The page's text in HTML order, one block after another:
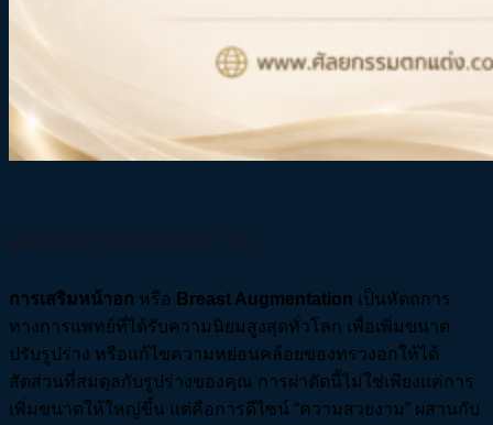
การเสริมหน้าอก หรือ Breast Augmentation เป็นหัตถการ
ทางการแพทย์ที่ได้รับความนิยมสูงสุดทั่วโลก เพื่อเพิ่มขนาด
ปรับรูปร่าง หรือแก้ไขความหย่อนคล้อยของทรวงอกให้ได้
สัดส่วนที่สมดุลกับรูปร่างของคุณ การผ่าตัดนี้ไม่ใช่เพียงแค่การ
เพิ่มขนาดให้ใหญ่ขึ้น แต่คือการดีไซน์ “ความสวยงาม” ผสานกับ